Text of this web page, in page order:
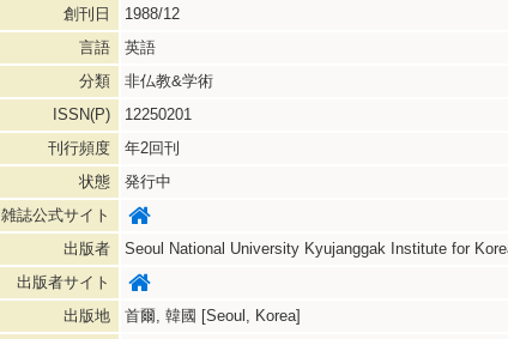
創刊日
1988/12
言語
英語
分類
非仏教&学術
ISSN(P)
12250201
刊行頻度
年2回刊
状態
発行中
雑誌公式サイト
出版者
Seoul National University Kyujanggak Institute for
出版者サイト
出版地
首爾, 韓國 [Seoul, Korea]